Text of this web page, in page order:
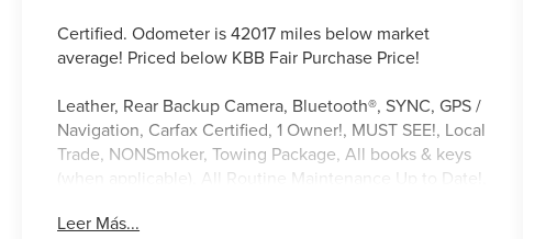
Certified. Odometer is 42017 miles below market
average! Priced below KBB Fair Purchase Price!
Leather, Rear Backup Camera, Bluetooth®, SYNC, GPS /
Navigation, Carfax Certified, 1 Owner!, MUST SEE!, Local
Trade, NONSmoker, Towing Package, All books & keys
(when applicable), All Routine Maintenance Up to Date!,
Remainder of Factory Warranty Included!, Service
Leer Más...